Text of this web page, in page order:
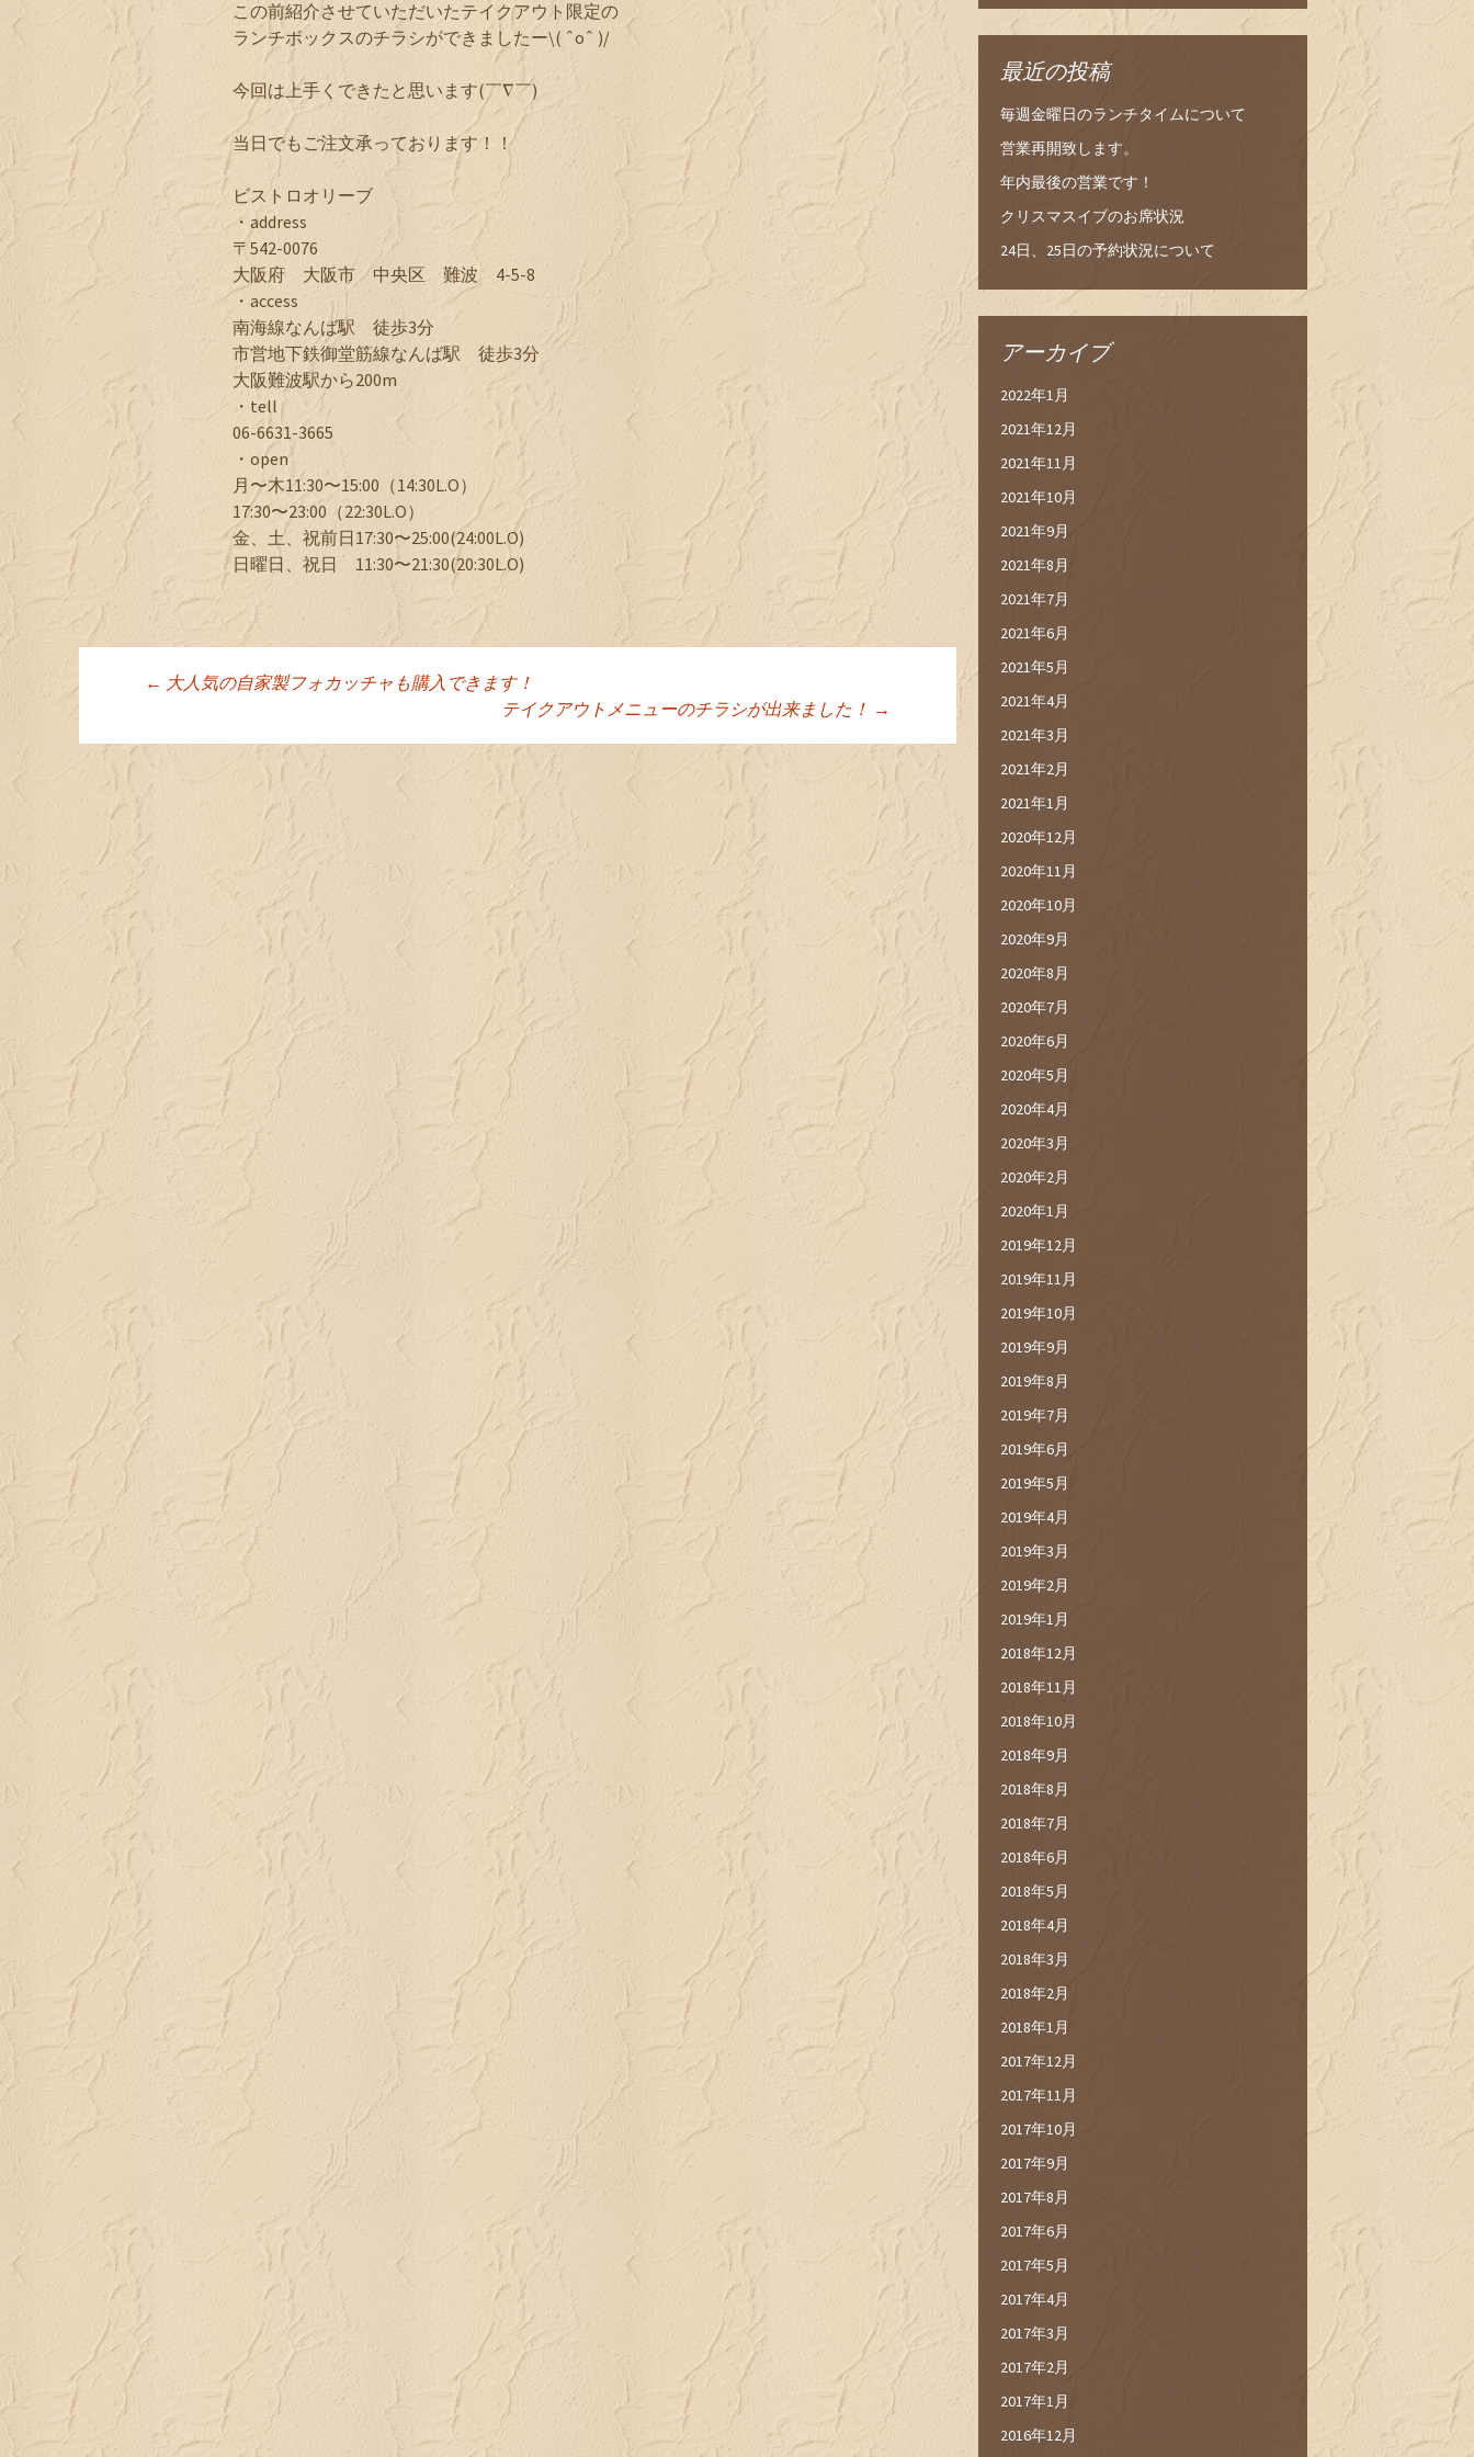
この前紹介させていただいたテイクアウト限定の
ランチボックスのチラシができましたー\( ˆoˆ )/
今回は上手くできたと思います(￣∇￣)
当日でもご注文承っております！！
ビストロオリーブ
・address
〒542-0076
大阪府 大阪市 中央区 難波 4-5-8
・access
南海線なんば駅 徒歩3分
市営地下鉄御堂筋線なんば駅 徒歩3分
大阪難波駅から200m
・tell
06-6631-3665
・open
月〜木11:30〜15:00（14:30L.O）
17:30〜23:00（22:30L.O）
金、土、祝前日17:30〜25:00(24:00L.O)
日曜日、祝日 11:30〜21:30(20:30L.O)
投稿ナビゲーション
← 大人気の自家製フォカッチャも購入できます！
テイクアウトメニューのチラシが出来ました！ →
最近の投稿
毎週金曜日のランチタイムについて
営業再開致します。
年内最後の営業です！
クリスマスイブのお席状況
24日、25日の予約状況について
アーカイブ
2022年1月
2021年12月
2021年11月
2021年10月
2021年9月
2021年8月
2021年7月
2021年6月
2021年5月
2021年4月
2021年3月
2021年2月
2021年1月
2020年12月
2020年11月
2020年10月
2020年9月
2020年8月
2020年7月
2020年6月
2020年5月
2020年4月
2020年3月
2020年2月
2020年1月
2019年12月
2019年11月
2019年10月
2019年9月
2019年8月
2019年7月
2019年6月
2019年5月
2019年4月
2019年3月
2019年2月
2019年1月
2018年12月
2018年11月
2018年10月
2018年9月
2018年8月
2018年7月
2018年6月
2018年5月
2018年4月
2018年3月
2018年2月
2018年1月
2017年12月
2017年11月
2017年10月
2017年9月
2017年8月
2017年6月
2017年5月
2017年4月
2017年3月
2017年2月
2017年1月
2016年12月